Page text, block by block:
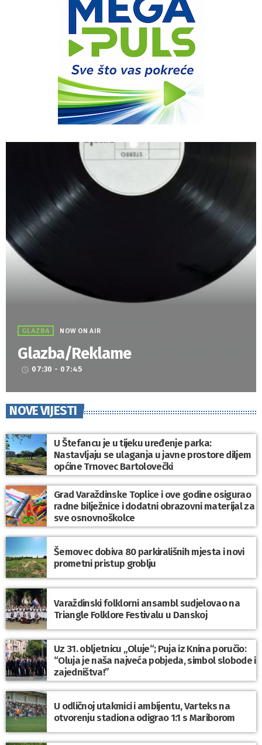
GLAZBA NOW ON AIR
Glazba/Reklame
access_time 07:30 - 07:45
NOVE VIJESTI
U Štefancu je u tijeku uređenje parka:
Nastavljaju se ulaganja u javne prostore diljem
općine Trnovec Bartolovečki
Grad Varaždinske Toplice i ove godine osigurao
radne bilježnice i dodatni obrazovni materijal za
sve osnovnoškolce
Šemovec dobiva 80 parkirališnih mjesta i novi
prometni pristup groblju
Varaždinski folklorni ansambl sudjelovao na
Triangle Folklore Festivalu u Danskoj
Uz 31. obljetnicu „Oluje“; Puja iz Knina poručio:
“Oluja je naša najveća pobjeda, simbol slobode i
zajedništva!”
U odličnoj utakmici i ambijentu, Varteks na
otvorenju stadiona odigrao 1:1 s Mariborom